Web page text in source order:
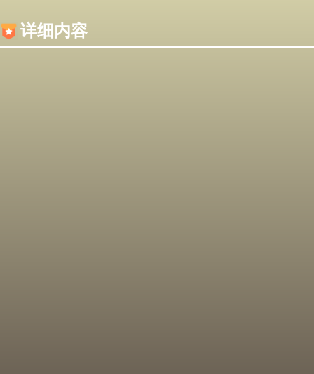
详细内容